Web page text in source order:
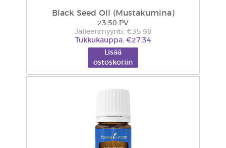
Black Seed Oil (Mustakumina)
23.50 PV
Jälleenmyynti: €35.98
Tukkukauppa: €27.34
Lisää
ostoskoriin